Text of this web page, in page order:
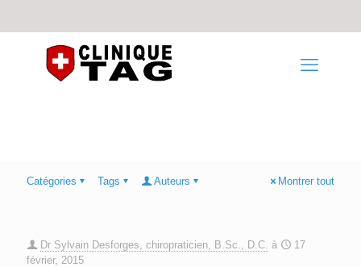
Catégories Tags Auteurs Montrer tout
Dr Sylvain Desforges, chiropraticien, B.Sc., D.C. à
17
février, 2015